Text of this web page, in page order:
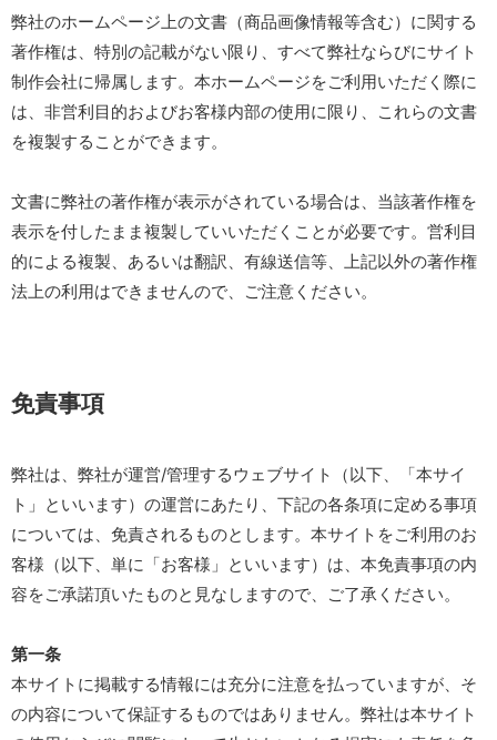
弊社のホームページ上の文書（商品画像情報等含む）に関する
著作権は、特別の記載がない限り、すべて弊社ならびにサイト
制作会社に帰属します。本ホームページをご利用いただく際に
は、非営利目的およびお客様内部の使用に限り、これらの文書
を複製することができます。
文書に弊社の著作権が表示がされている場合は、当該著作権を
表示を付したまま複製していいただくことが必要です。営利目
的による複製、あるいは翻訳、有線送信等、上記以外の著作権
法上の利用はできませんので、ご注意ください。
免責事項
弊社は、弊社が運営/管理するウェブサイト（以下、「本サイ
ト」といいます）の運営にあたり、下記の各条項に定める事項
については、免責されるものとします。本サイトをご利用のお
客様（以下、単に「お客様」といいます）は、本免責事項の内
容をご承諾頂いたものと見なしますので、ご了承ください。
第一条
本サイトに掲載する情報には充分に注意を払っていますが、そ
の内容について保証するものではありません。弊社は本サイト